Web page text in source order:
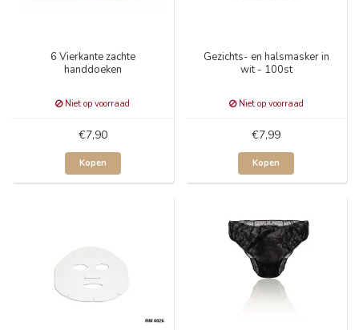
6 Vierkante zachte
handdoeken
Niet op voorraad
€7,90
Kopen
Gezichts- en halsmasker in
wit - 100st
Niet op voorraad
€7,99
Kopen